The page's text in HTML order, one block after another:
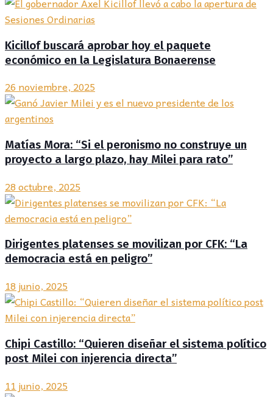
Kicillof buscará aprobar hoy el paquete
económico en la Legislatura Bonaerense
26 noviembre, 2025
Matías Mora: “Si el peronismo no construye un
proyecto a largo plazo, hay Milei para rato”
28 octubre, 2025
Dirigentes platenses se movilizan por CFK: “La
democracia está en peligro”
18 junio, 2025
Chipi Castillo: “Quieren diseñar el sistema político
post Milei con injerencia directa”
11 junio, 2025